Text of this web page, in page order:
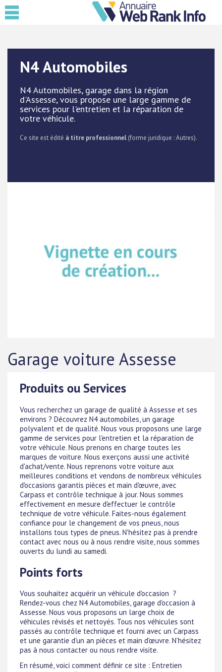
N4 Automobiles
N4 Automobiles, garage dans la région
d'Assesse, vous propose une large gamme de
services pour l'entretien et la réparation de
votre véhicule.
Ce site est édité à titre professionnel (forme juridique : Autres).
Garage voiture Assesse
Produits ou Services
Vous recherchez un garage de qualité à Assesse et ses
environs ? Découvrez N4 automobiles, un garage
polyvalent et de qualité. Nous vous proposons une large
gamme de services pour l'entretien et la réparation de
votre véhicule. Nous prenons en charge toutes les
marques de voiture. Nous exerçons aussi une activité
d'achat/vente. Nous reprenons votre voiture aux
meilleures conditions et vendons de nombreux véhicules
d'occasions garantis pièces et main d'œuvre, avec
Carpass et contrôle technique à jour. Nous sommes
effectivement en mesure d'effectuer le contrôle
technique de votre véhicule. Faites-nous également
confiance pour le changement de vos pneus, nous
installons tous types de pneus. N'hésitez pas à prendre
contact avec nous ou à nous rendre visite, nous sommes
ouverts du lundi au samedi.
Points forts
Vous souhaitez acquérir un véhicule d'occasion ?
Rendez-vous chez N4 Automobiles, garage d'occasion à
Assesse. Nous vous proposons un large choix de
véhicules révisés et nettoyés. Tous nos véhicules sont
passés au contrôle technique et fourni avec un Carpass
et une garantie d'un an pièces et main d'œuvre. N'hésitez
pas à nous contacter ou nous rendre visite.
En résumé, voici comment définir ce site : Entretien